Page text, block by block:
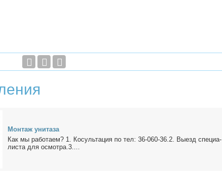
Мон­таж уни­та­за
Как мы ра­бо­та­ем? 1. Ко­суль­та­ция по тел: 36-060-36.2. Вы­езд спе­ци­а­
ли­ста для осмот­ра.3....